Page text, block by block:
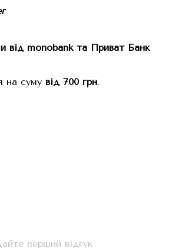
від monobank та Приват Банк
на суму від 700 грн.
перший відгук